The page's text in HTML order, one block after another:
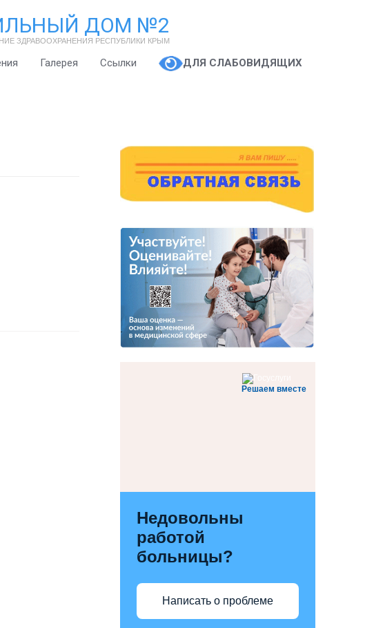
ДОМ №2
ЗДРАВООХРАНЕНИЯ РЕСПУБЛИКИ КРЫМ
Галерея Ссылки ДЛЯ СЛАБОВИДЯЩИХ
Решаем вместе
Недовольны
работой
больницы?
Написать о проблеме